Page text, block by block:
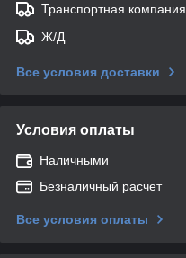
Транспортная компания
Ж/Д
Все условия доставки
Условия оплаты
Наличными
Безналичный расчет
Все условия оплаты